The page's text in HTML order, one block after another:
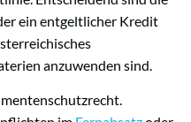
ein entgeltlicher Kredit
anzuwenden sind.